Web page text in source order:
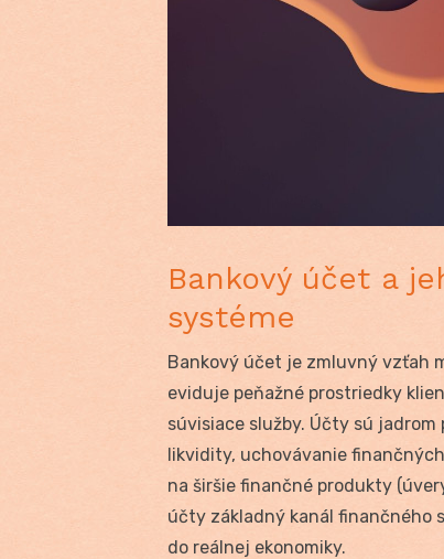
Bankový účet a
systéme
Bankový účet je zmluvný vzťah
eviduje peňažné prostriedky
súvisiace služby. Účty sú
likvidity, uchovávanie
na širšie finančné produkty
účty základný kanál finančného
do reálnej ekonomiky.